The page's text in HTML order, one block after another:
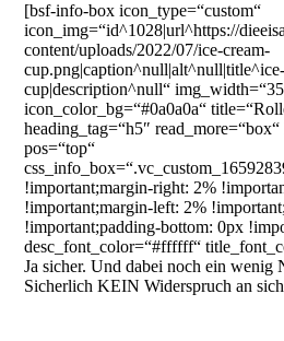
[bsf-info-box icon_type=“custom“
icon_img=“id^1028|url^https://
content/uploads/2022/07/ice-cream-
cup|description^null“
icon_color_bg=“#0a0a0a“
heading_tag=“h5″
pos=“top“
!important;margin-right: 2%
!important;margin-left: 2%
!important;padding-bottom: 0px
desc_font_color=“#ffffff“
Ja sicher. Und dabei noch ein wenig
Sicherlich KEIN Widerspruch an